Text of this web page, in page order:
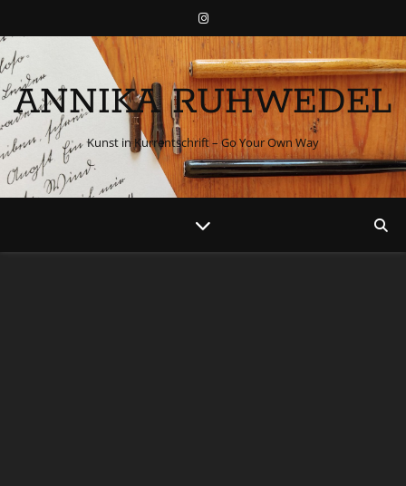
ANNIKA RUHWEDEL
Kunst in Kurrentschrift – Go Your Own Way